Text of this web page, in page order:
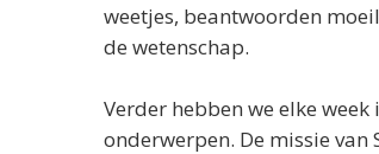
weetjes, beantwoorden
de wetenschap.
Verder hebben we elke
onderwerpen. De missie van